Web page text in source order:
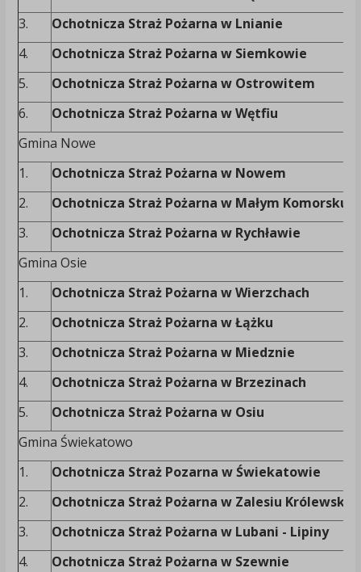
3.
Ochotnicza Straż Pożarna w Lnianie
4.
Ochotnicza Straż Pożarna w Siemkowie
5.
Ochotnicza Straż Pożarna w Ostrowitem
6.
Ochotnicza Straż Pożarna w Wętfiu
Gmina Nowe
1.
Ochotnicza Straż Pożarna w Nowem
2.
Ochotnicza Straż Pożarna w Małym Komorsku
3.
Ochotnicza Straż Pożarna w Rychławie
Gmina Osie
1.
Ochotnicza Straż Pożarna w Wierzchach
2.
Ochotnicza Straż Pożarna w Łążku
3.
Ochotnicza Straż Pożarna w Miedznie
4.
Ochotnicza Straż Pożarna w Brzezinach
5.
Ochotnicza Straż Pożarna w Osiu
Gmina Świekatowo
1.
Ochotnicza Straż Pozarna w Świekatowie
2.
Ochotnicza Straż Pożarna w Zalesiu Królewskim
3.
Ochotnicza Straż Pożarna w Lubani - Lipiny
4.
Ochotnicza Straż Pożarna w Szewnie